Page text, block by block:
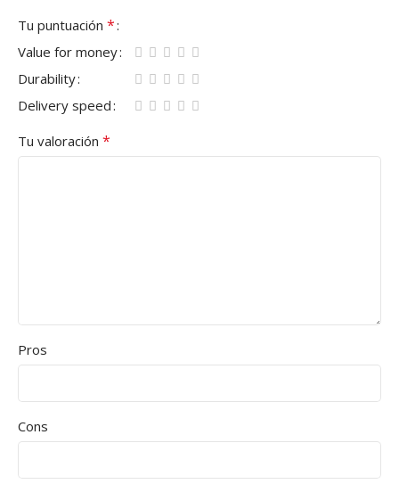
Tu puntuación *
Value for money
Durability
Delivery speed
Tu valoración *
Pros
Cons